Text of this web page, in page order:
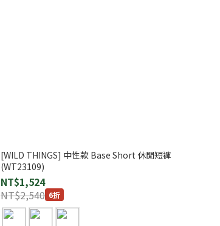
[WILD THINGS] 中性款 Base Short 休閒短褲
(WT23109)
NT$1,524
NT$2,540 6折